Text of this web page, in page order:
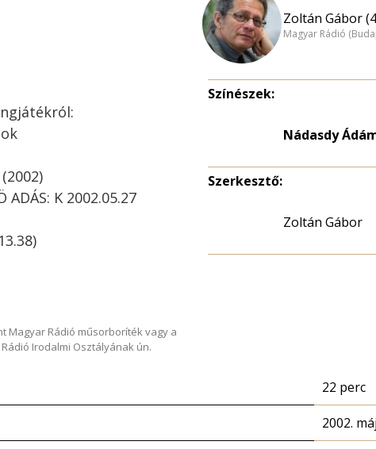
ADÁS: K 2002.05.27
Magyar Rádió műsorboríték vagy a
Irodalmi Osztályának ún.
Zoltán Gábor
Magyar Rádió
Színészek:
Nádasdy
Szerkesztő:
Zoltán Gábor
22 perc
2002.